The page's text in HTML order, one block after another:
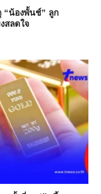
“น้องพั้นช์” ลูก
สลดใจ